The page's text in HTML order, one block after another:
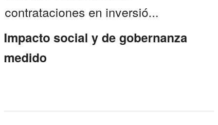
contrataciones en inversió...
Impacto social y de gobernanza
medido